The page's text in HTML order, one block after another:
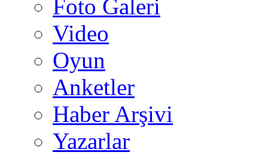
Foto Galeri
Video
Oyun
Anketler
Haber Arşivi
Yazarlar